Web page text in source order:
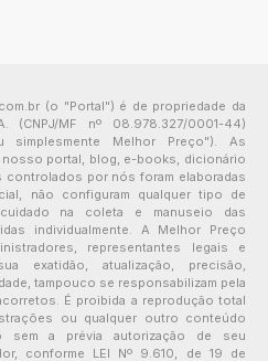
(o "Portal") é de propriedade da
(CNPJ/MF nº 08.978.327/0001-44)
Melhor Preço"). As
portal, blog, e-books, dicionário
por nós foram elaboradas
não configuram qualquer tipo de
na coleta e manuseio das
individualmente. A Melhor Preço
representantes legais e
exatidão, atualização, precisão,
tampouco se responsabilizam pela
É proibida a reprodução total
ou qualquer outro conteúdo
sem a prévia autorização de seu
conforme LEI Nº 9.610, de 19 de